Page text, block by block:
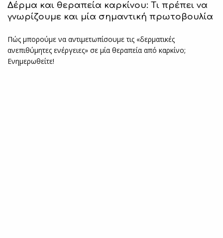
Δέρμα και θεραπεία καρκίνου: Τι πρέπει να
γνωρίζουμε και μία σημαντική πρωτοβουλία
Πώς μπορούμε να αντιμετωπίσουμε τις «δερματικές
ανεπιθύμητες ενέργειες» σε μία θεραπεία από καρκίνο;
Ενημερωθείτε!